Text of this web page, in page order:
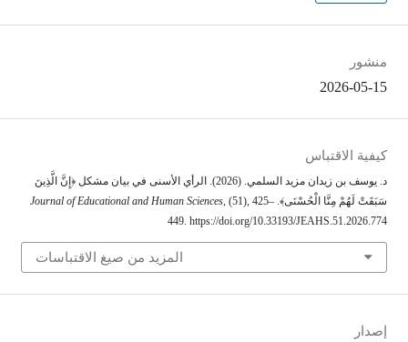
منشور
2026-05-15
كيفية الاقتباس
د. يوسف بن زيدان مزيد السلمي. (2026). الرأي الأسنى في بيان مشكل ﴿إِنَّ الَّذِينَ
سَبَقَتْ لَهُمْ مِنَّا الْحُسْنَى﴾.
Journal of Educational and Human Sciences, (51), 425–
449. https://doi.org/10.33193/JEAHS.51.2026.774
المزيد من صيغ الاقتباسات
إصدار